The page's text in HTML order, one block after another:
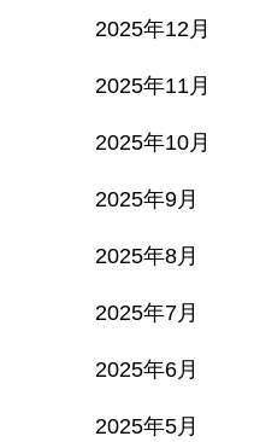
2025年12月
2025年11月
2025年10月
2025年9月
2025年8月
2025年7月
2025年6月
2025年5月